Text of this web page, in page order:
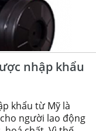
nhập khẩu
khẩu từ Mỹ là
người lao động